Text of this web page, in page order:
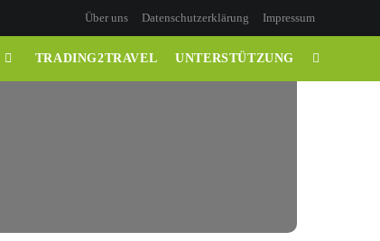
Über uns Datenschutzerklärung Impressum
TRADING2TRAVEL UNTERSTÜTZUNG